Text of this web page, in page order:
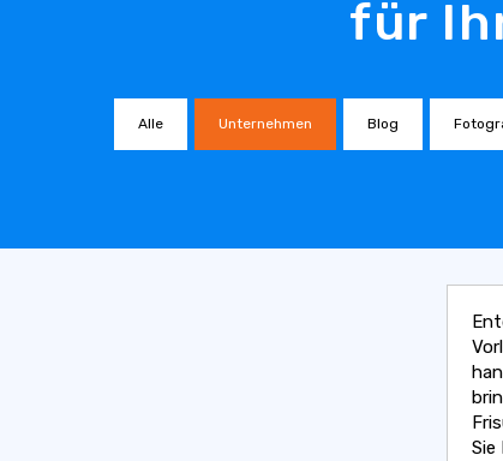
für
Alle Unternehmen Blog
Sie